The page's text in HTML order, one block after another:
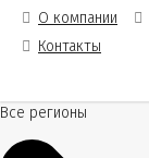
О компании
Контакты
Все регионы